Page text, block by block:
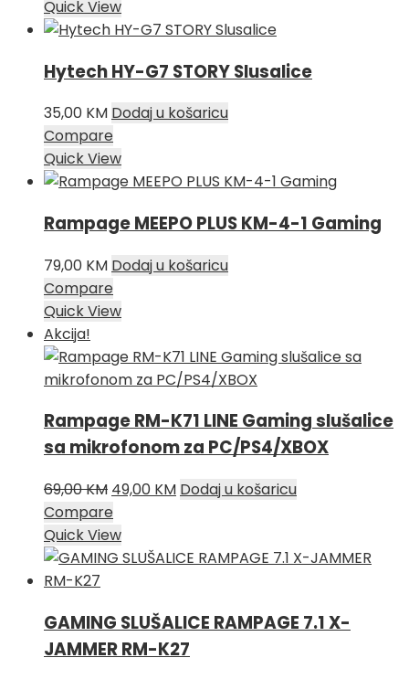
Quick View
Hytech HY-G7 STORY Slusalice
35,00 KM Dodaj u košaricu
Compare
Quick View
Rampage MEEPO PLUS KM-4-1 Gaming
79,00 KM Dodaj u košaricu
Compare
Quick View
Akcija!
Rampage RM-K71 LINE Gaming slušalice
sa mikrofonom za PC/PS4/XBOX
69,00KM Izvorna
cijena
bila
je:
49,00 KMTrenutna
49,00 KM.
Dodaj u košaricu
Compare
Quick View
GAMING SLUŠALICE RAMPAGE 7.1 X-
JAMMER RM-K27